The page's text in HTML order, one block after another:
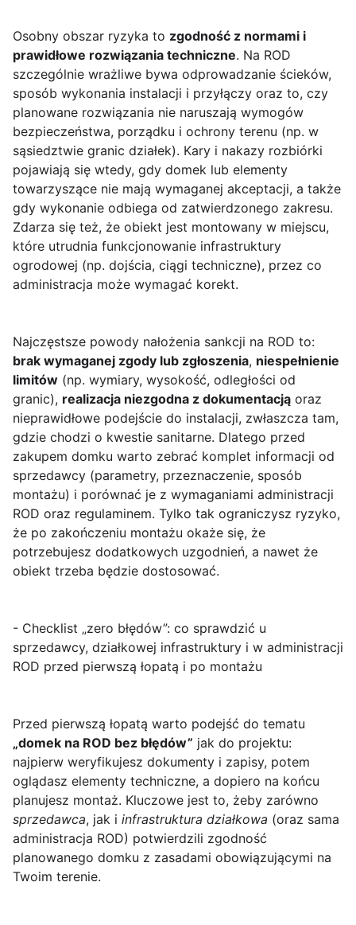
Osobny obszar ryzyka to zgodność z normami i
prawidłowe rozwiązania techniczne. Na ROD
szczególnie wrażliwe bywa odprowadzanie ścieków,
sposób wykonania instalacji i przyłączy oraz to, czy
planowane rozwiązania nie naruszają wymogów
bezpieczeństwa, porządku i ochrony terenu (np. w
sąsiedztwie granic działek). Kary i nakazy rozbiórki
pojawiają się wtedy, gdy domek lub elementy
towarzyszące nie mają wymaganej akceptacji, a także
gdy wykonanie odbiega od zatwierdzonego zakresu.
Zdarza się też, że obiekt jest montowany w miejscu,
które utrudnia funkcjonowanie infrastruktury
ogrodowej (np. dojścia, ciągi techniczne), przez co
administracja może wymagać korekt.
Najczęstsze powody nałożenia sankcji na ROD to:
brak wymaganej zgody lub zgłoszenia, niespełnienie
limitów (np. wymiary, wysokość, odległości od
granic), realizacja niezgodna z dokumentacją oraz
nieprawidłowe podejście do instalacji, zwłaszcza tam,
gdzie chodzi o kwestie sanitarne. Dlatego przed
zakupem domku warto zebrać komplet informacji od
sprzedawcy (parametry, przeznaczenie, sposób
montażu) i porównać je z wymaganiami administracji
ROD oraz regulaminem. Tylko tak ograniczysz ryzyko,
że po zakończeniu montażu okaże się, że
potrzebujesz dodatkowych uzgodnień, a nawet że
obiekt trzeba będzie dostosować.
- Checklist „zero błędów”: co sprawdzić u
sprzedawcy, działkowej infrastruktury i w administracji
ROD przed pierwszą łopatą i po montażu
Przed pierwszą łopatą warto podejść do tematu
„domek na ROD bez błędów” jak do projektu:
najpierw weryfikujesz dokumenty i zapisy, potem
oglądasz elementy techniczne, a dopiero na końcu
planujesz montaż. Kluczowe jest to, żeby zarówno
sprzedawca, jak i infrastruktura działkowa (oraz sama
administracja ROD) potwierdzili zgodność
planowanego domku z zasadami obowiązującymi na
Twoim terenie.